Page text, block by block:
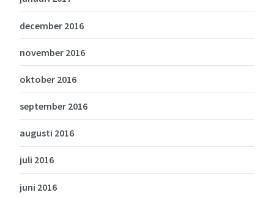
december 2016
november 2016
oktober 2016
september 2016
augusti 2016
juli 2016
juni 2016